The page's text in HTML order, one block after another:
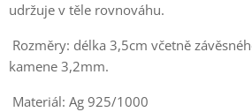
udržuje v těle rovnováhu.
Rozměry: délka 3,5cm včetně
kamene 3,2mm.
Materiál: Ag 925/1000